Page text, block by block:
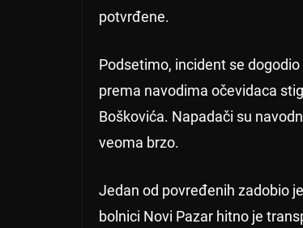
potvrđene.
Podsetimo, incident se
prema navodima očevidaca
Boškovića. Napadači su
veoma brzo.
Jedan od povređenih zadobio
bolnici Novi Pazar hitno je